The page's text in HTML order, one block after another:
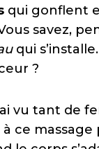
qui gonflent
savez,
qui
?
vu tant de
ce